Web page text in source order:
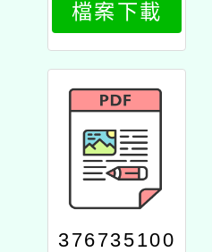
4
檔案下載
376735100